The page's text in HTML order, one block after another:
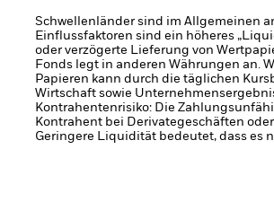
Schwellenländer sind im Allgemeinen
Einflussfaktoren sind ein höheres
oder verzögerte Lieferung von
Fonds legt in anderen Währungen an.
Papieren kann durch die täglichen
Wirtschaft sowie
Kontrahentenrisiko: Die
Kontrahent bei Derivategeschäften
Geringere Liquidität bedeutet, dass es